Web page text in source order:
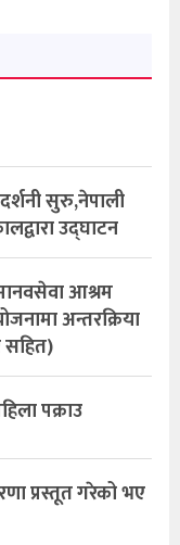
सुरु,नेपाली
उद्घाटन
आश्रम
अन्तरक्रिया
सहित)
पक्राउ
प्रस्तूत गरेको भए